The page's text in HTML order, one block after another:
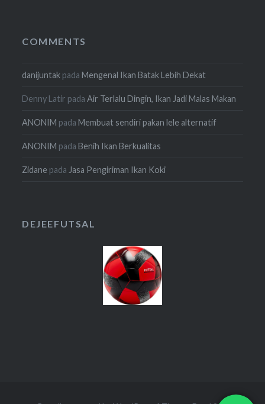
COMMENTS
danijuntak padaMengenal Ikan Batak Lebih Dekat
Denny Latir padaAir Terlalu Dingin, Ikan Jadi Malas Makan
ANONIM padaMembuat sendiri pakan lele alternatif
ANONIM padaBenih Ikan Berkualitas
Zidane padaJasa Pengiriman Ikan Koki
DEJEEFUTSAL